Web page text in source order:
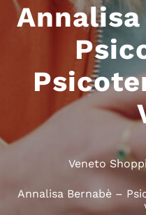
Veneto
Annalisa Bernabè –